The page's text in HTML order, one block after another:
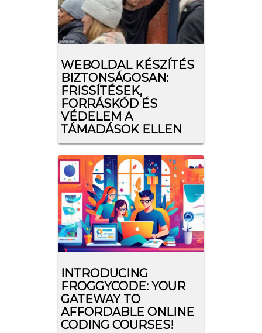
WEBOLDAL KÉSZÍTÉS
BIZTONSÁGOSAN:
FRISSÍTÉSEK,
FORRÁSKÓD ÉS
VÉDELEM A
TÁMADÁSOK ELLEN
INTRODUCING
FROGGYCODE: YOUR
GATEWAY TO
AFFORDABLE ONLINE
CODING COURSES!